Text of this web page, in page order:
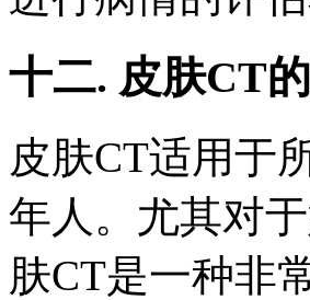
十二. 皮肤CT
皮肤CT适用于
年人。尤其对
肤CT是一种非